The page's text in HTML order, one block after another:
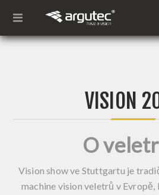
VISION
O
Vision show ve Stuttgartu je
machine vision veletrů v Evropě,